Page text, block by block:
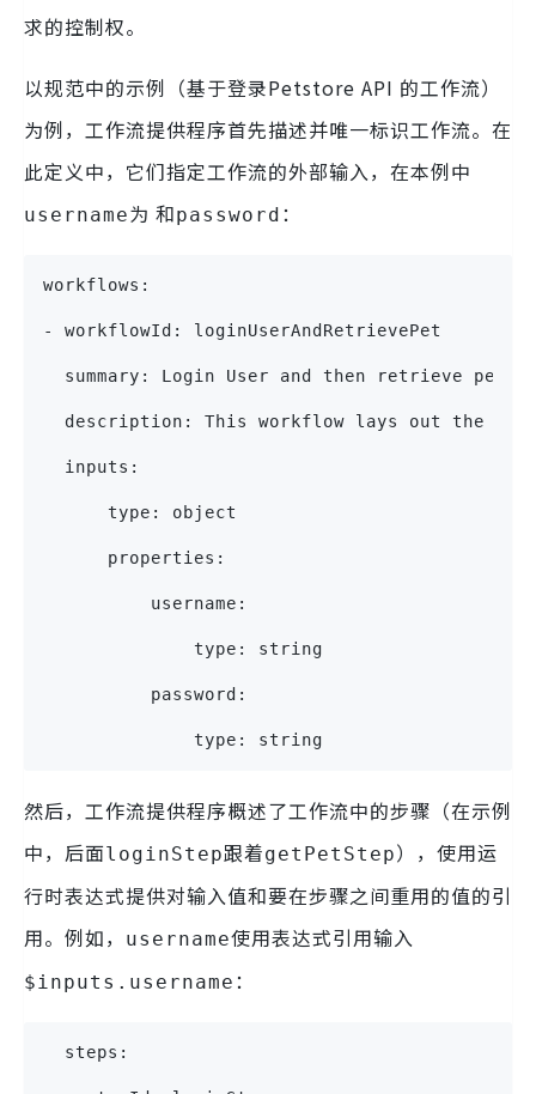
求的控制权。
以规范中的示例（基于登录Petstore API 的工作流）
为例，工作流提供程序首先描述并唯一标识工作流。在
此定义中，它们指定工作流的外部输入，在本例中
username为 和password ：
workflows:
- workflowId: loginUserAndRetrievePet
  summary: Login User and then retrieve pets
description: This workflow lays out the
  inputs:
      type: object
      properties:
          username:
              type: string
          password:
              type: string
然后，工作流提供程序概述了工作流中的步骤（在示例
中，后面loginStep跟着getPetStep），使用运
行时表达式提供对输入值和要在步骤之间重用的值的引
用。例如，
username使用表达式引用输入
$inputs.username ：
  steps: